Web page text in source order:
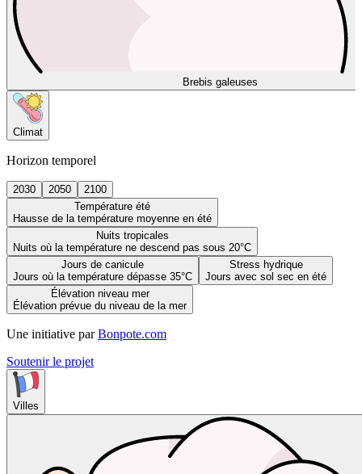
Brebis galeuses
Climat
Horizon temporel
2030 2050
2100
Température été
Hausse de la température moyenne en été
Nuits tropicales
Nuits où la température ne descend pas sous 20°C
Jours de canicule
Jours où la température dépasse 35°C
Stress hydrique
Jours avec sol sec en été
Élévation niveau mer
Élévation prévue du niveau de la mer
Une initiative par Bonpote.com
Soutenir le projet
Villes